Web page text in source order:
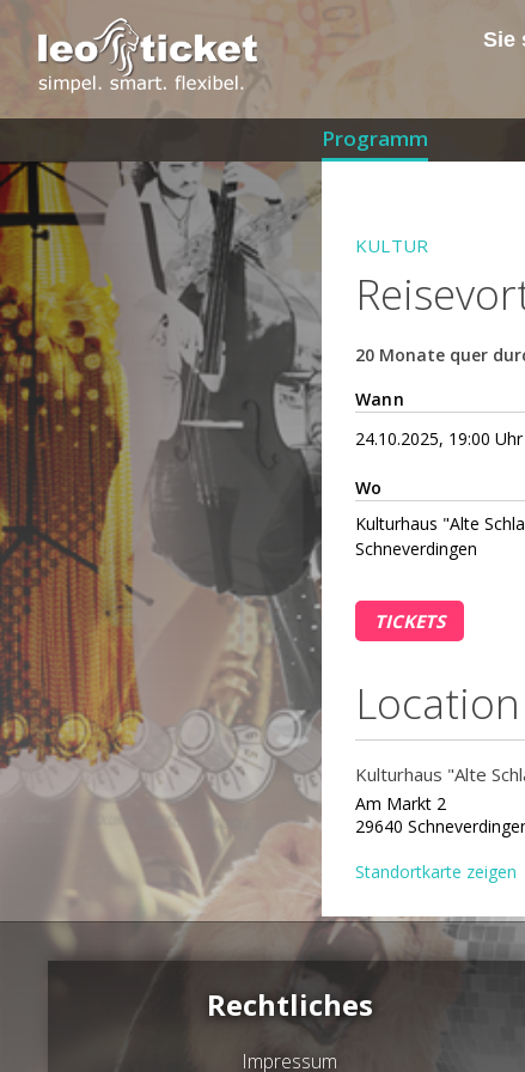
Sie
Programm
KULTUR
20 Monate quer
Wann
24.10.2025, 19:00 Uhr
Wo
Kulturhaus "Alte
Schneverdingen
TICKETS
Location
Kulturhaus "Alte
Am Markt 2
29640
Standortkarte zeigen
Rechtliches
Impressum